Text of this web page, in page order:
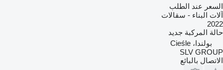
السعر عند الطلب
آلات البناء - سقالات
2022
حالة المركبة جديد
بولندا، Cieśle
SLV GROUP
الاتصال بالبائع